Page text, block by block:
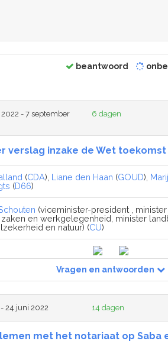
beantwoord
- 7 september
6 dagen
verslag inzake de Wet
(CDA), Liane den Haan (GOUD),
(D66)
(viceminister-president ,
en werkgelegenheid, minister
en natuur) (CU)
Vragen en antwoorden
24 juni 2022 14 dagen
met het notariaat op Saba